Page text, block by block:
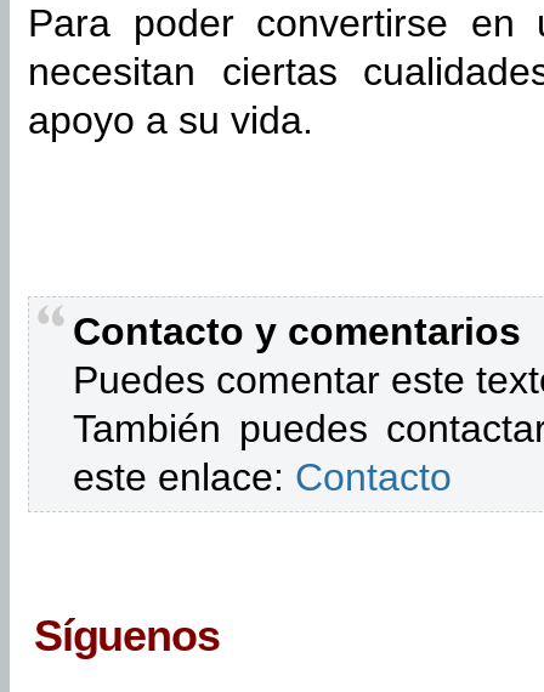
Para poder convertirse en
necesitan ciertas
apoyo a su vida.
Contacto y comentarios
Puedes comentar este
También puedes
este enlace: Contacto
Síguenos